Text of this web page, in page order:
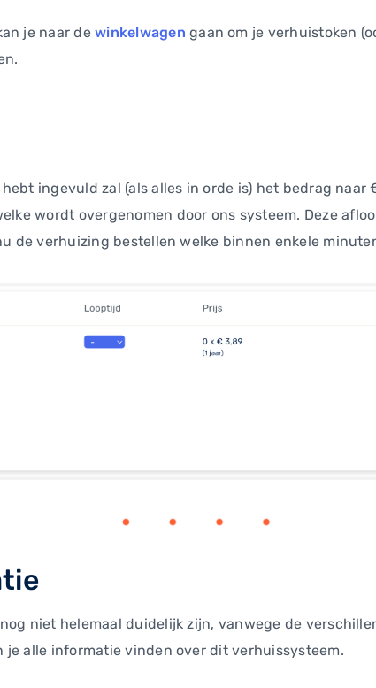
je naar dewinkelwagen gaan om je verhuistoken
ingevuld zal (als alles in orde is) het bedrag naar
wordt overgenomen door ons systeem. Deze
de verhuizing bestellen welke binnen enkele
niet helemaal duidelijk zijn, vanwege de
je alle informatie vinden over dit verhuissysteem.